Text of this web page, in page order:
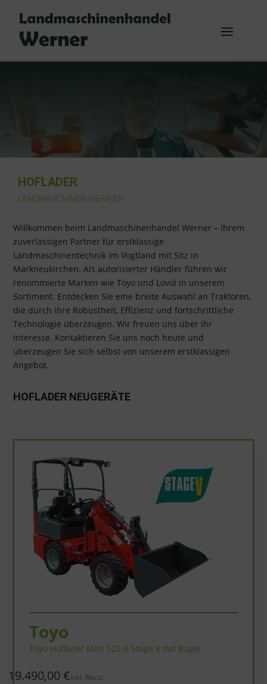
HOFLADER
LANDMASCHINEN WERINER
Willkommen beim Landmaschinenhandel Werner – Ihrem
zuverlässigen Partner für erstklassige
Landmaschinentechnik im Vogtland mit Sitz in
Markneukirchen. Als autorisierter Händler führen wir
renommierte Marken wie Toyo und Lovol in unserem
Sortiment. Entdecken Sie eine breite Auswahl an Traktoren,
die durch ihre Robustheit, Effizienz und fortschrittliche
Technologie überzeugen. Wir freuen uns über ihr
Interesse. Kontaktieren Sie uns noch heute und
überzeugen Sie sich selbst von unserem erstklassigen
Angebot.
HOFLADER NEUGERÄTE
Toyo
Toyo Hoflader Mini 522-II Stage V mit Bügel
19.490,00 €Inkl. Mwst.